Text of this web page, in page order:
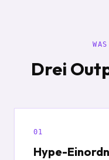
Drei
01
Hype-